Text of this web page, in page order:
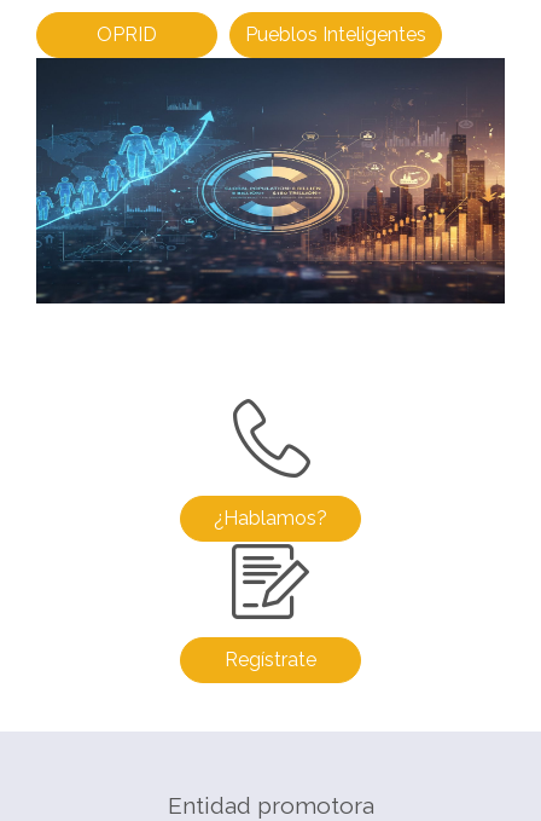
OPRID Pueblos Inteligentes
¿Hablamos?
Regístrate
Entidad promotora